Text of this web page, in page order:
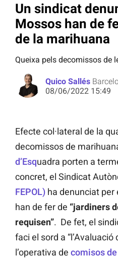
Un sindicat
Mossos han de
de la marihuana
Queixa pels decomissos de
Quico Sallés
08/06/2022 15:49
Efecte col·lateral de la
decomissos de
d’Esquadra porten a
concret, el Sindicat
FEPOL) ha denunciat per
han de fer de “jardiners
requisen”. De fet, el
faci el sord a
l’operativa de comisos